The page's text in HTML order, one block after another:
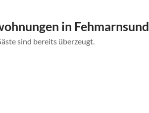
in Fehmarnsund
sind bereits überzeugt.